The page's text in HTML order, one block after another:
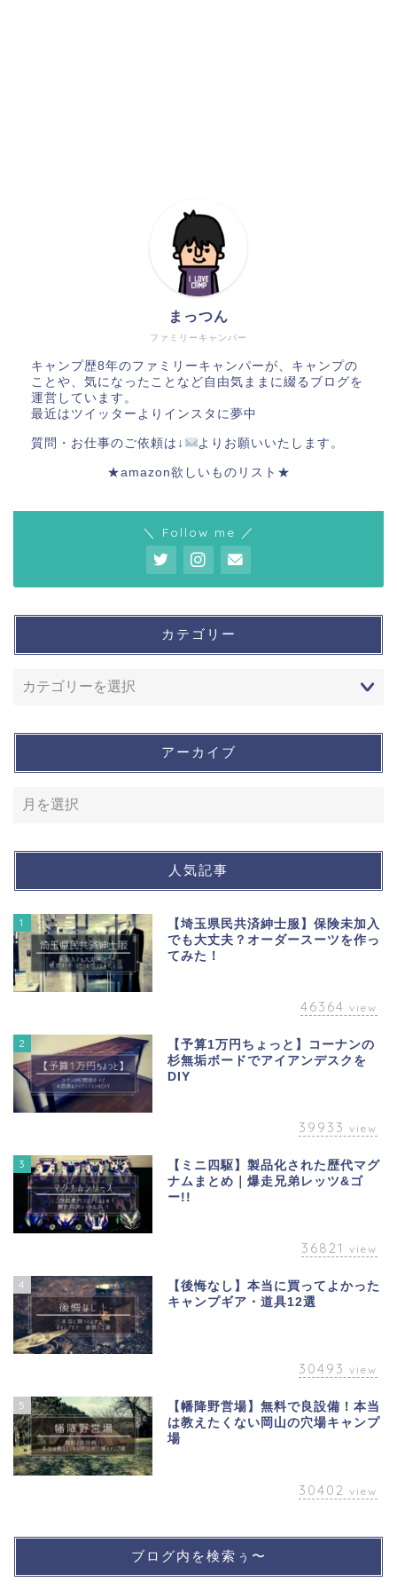
ファミリーキャンパー
まっつん
キャンプ歴8年のファミリーキャンパーが、キャンプの
ことや、気になったことなど自由気ままに綴るブログを
運営しています。
最近はツイッターよりインスタに夢中
質問・お仕事のご依頼は↓ よりお願いいたします。
★amazon欲しいものリスト★
＼ Follow me ／
カテゴリー
アーカイブ
人気記事
1
【埼玉県民共済紳士服】保険未加入
でも大丈夫？オーダースーツを作っ
てみた！
46364 view
2
【予算1万円ちょっと】コーナンの
杉無垢ボードでアイアンデスクを
DIY
39933 view
3
【ミニ四駆】製品化された歴代マグ
ナムまとめ｜爆走兄弟レッツ&ゴ
ー!!
36821 view
4
【後悔なし】本当に買ってよかった
キャンプギア・道具12選
30493 view
5
【幡降野営場】無料で良設備！本当
は教えたくない岡山の穴場キャンプ
場
30402 view
ブログ内を検索ぅ〜